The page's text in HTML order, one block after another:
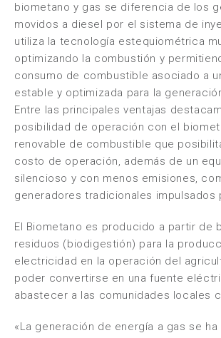
biometano y gas se diferencia de los
movidos a diesel por el sistema de
utiliza la tecnología estequiométrica
optimizando la combustión y
consumo de combustible asociado a
estable y optimizada para la
Entre las principales ventajas
posibilidad de operación con el
renovable de combustible que
costo de operación, además de un
silencioso y con menos emisiones,
generadores tradicionales impulsados
El Biometano es producido a partir de
residuos (biodigestión) para la
electricidad en la operación del
poder convertirse en una fuente
abastecer a las comunidades locales
«La generación de energía a gas se